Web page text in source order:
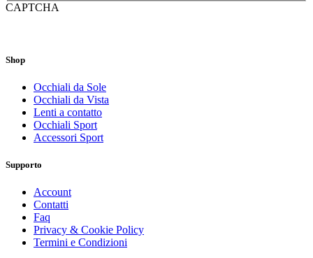
CAPTCHA
Shop
Occhiali da Sole
Occhiali da Vista
Lenti a contatto
Occhiali Sport
Accessori Sport
Supporto
Account
Contatti
Faq
Privacy & Cookie Policy
Termini e Condizioni